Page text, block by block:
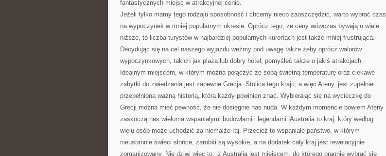
fantastycznych miejsc w atrakcyjnej cenie.
Jeżeli tylko mamy tego rodzaju sposobność i chcemy nieco zaoszczędzić, warto wybrać czas
na wypoczynek w mniej popularnym okresie. Oprócz tego, że ceny wówczas bywają o wiele
niższe, to liczba turystów w najbardziej popularnych kurortach jest także mniej frustrująca.
Decydując się na cel naszego wyjazdu weźmy pod uwagę także żeby oprócz walorów
wypoczynkowych, takich jak plaża lub dobry hotel, pomyśleć także o jakiś atrakcjach.
Idealnym miejscem, w którym można połączyć ze sobą świetną temperaturę oraz ciekawe
zabytki do zwiedzania jest zapewne Grecja. Stolica tego kraju, a więc Ateny, jest zupełnie
przepełniona ważną historią, którą każdy powinien znać. Wybierając się na wycieczkę do
Grecji można mieć pewność, że nie dosięgnie nas nuda. W każdym momencie bowiem Ateny
zaskoczą nas wieloma wspaniałymi budowlami i legendami.|Australia to kraj, który według
wielu osób może uchodzić za niemalże raj. Przecież to wspaniałe państwo, w którym
nieustannie świeci słońce, zarobki są wysokie, a na dodatek cały kraj jest rewelacyjnie
zorganizowany. Nie dziwi więc to, iż Australia jest miejscem, do którego pragnie wybrać się